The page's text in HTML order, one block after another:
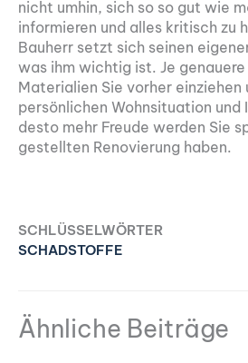
nicht umhin, sich so so gut wie
informieren und alles kritisch zu
Bauherr setzt sich seinen
was ihm wichtig ist. Je
Materialien Sie vorher einziehen
persönlichen Wohnsituation und
desto mehr Freude werden Sie
gestellten Renovierung haben.
SCHLÜSSELWÖRTER
SCHADSTOFFE
Ähnliche Beiträge